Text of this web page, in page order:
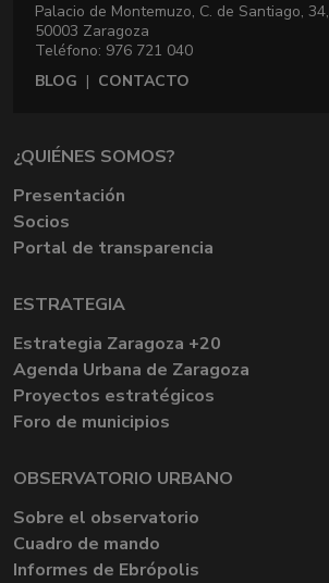
Palacio de Montemuzo, C. de Santiago, 34,
50003 Zaragoza
Teléfono: 976 721 040
BLOG | CONTACTO
¿QUIÉNES SOMOS?
Presentación
Socios
Portal de transparencia
ESTRATEGIA
Estrategia Zaragoza +20
Agenda Urbana de Zaragoza
Proyectos estratégicos
Foro de municipios
OBSERVATORIO URBANO
Sobre el observatorio
Cuadro de mando
Informes de Ebrópolis